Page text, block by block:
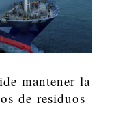
mantener la
de residuos